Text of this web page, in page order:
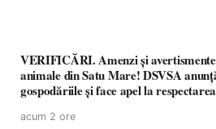
VERIFICĂRI. Amenzi și
animale din Satu Mare! DSVSA
gospodăriile și face apel la
acum 2 ore